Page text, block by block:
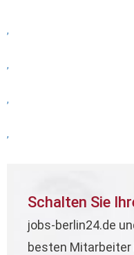
,
,
,
,
Schalten Sie
jobs-berlin24.de
besten Mitarbeiter